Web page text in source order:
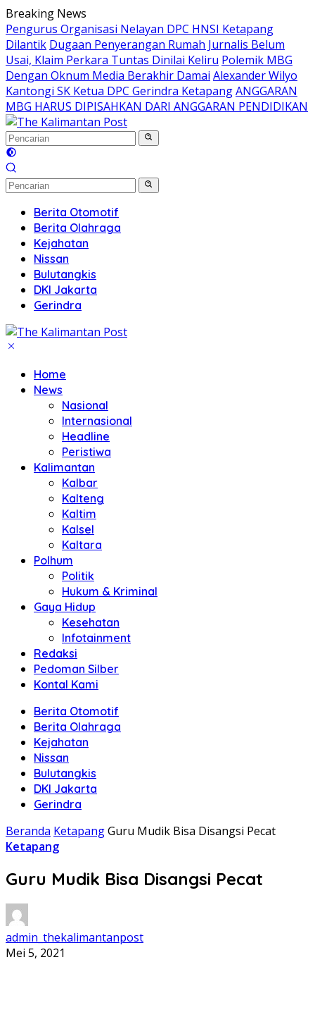
Langsung
ke
konten
Breaking News
Pengurus Organisasi Nelayan DPC HNSI Ketapang
Dilantik Dugaan Penyerangan Rumah Jurnalis Belum
Usai, Klaim Perkara Tuntas Dinilai Keliru Polemik MBG
Dengan Oknum Media Berakhir Damai Alexander Wilyo
Kantongi SK Ketua DPC Gerindra KetapangANGGARAN
MBG HARUS DIPISAHKAN DARI ANGGARAN PENDIDIKAN
Berita Otomotif
Berita Olahraga
Kejahatan
Nissan
Bulutangkis
DKI Jakarta
Gerindra
Home
News
Nasional
Internasional
Headline
Peristiwa
Kalimantan
Kalbar
Kalteng
Kaltim
Kalsel
Kaltara
Polhum
Politik
Hukum & Kriminal
Gaya Hidup
Kesehatan
Infotainment
Redaksi
Pedoman Silber
Kontal Kami
Berita Otomotif
Berita Olahraga
Kejahatan
Nissan
Bulutangkis
DKI Jakarta
Gerindra
Beranda KetapangGuru Mudik Bisa Disangsi Pecat
Ketapang
Guru Mudik Bisa Disangsi Pecat
admin_thekalimantanpost
Mei 5, 2021